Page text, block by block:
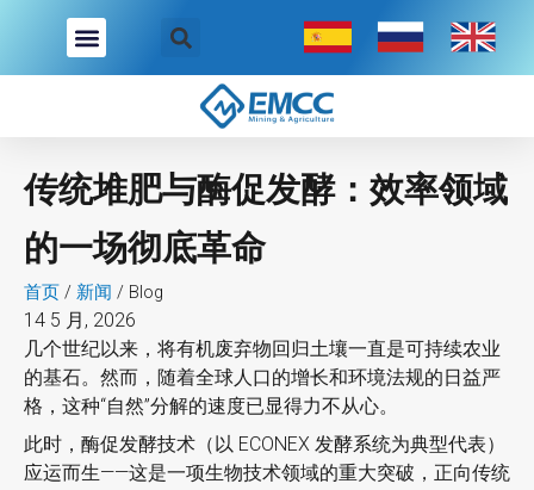
内
传统堆肥与酶促发酵：效率领域
的一场彻底革命
首页 / 新闻 / Blog
14 5 月, 2026
几个世纪以来，将有机废弃物回归土壤一直是可持续农业
的基石。然而，随着全球人口的增长和环境法规的日益严
格，这种“自然”分解的速度已显得力不从心。
此时，酶促发酵技术（以 ECONEX 发酵系统为典型代表）
应运而生——这是一项生物技术领域的重大突破，正向传统